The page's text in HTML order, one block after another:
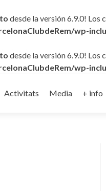
desde la versión 6.9.0! Los
wp-
desde la versión 6.9.0! Los
wp-
Activitats Media + info